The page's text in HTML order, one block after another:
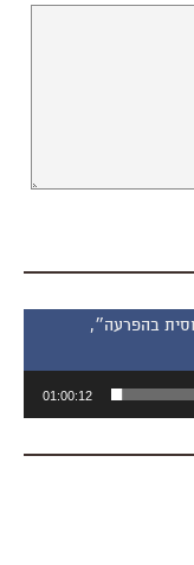
״בוסית בהפרעה״,
01:00:12